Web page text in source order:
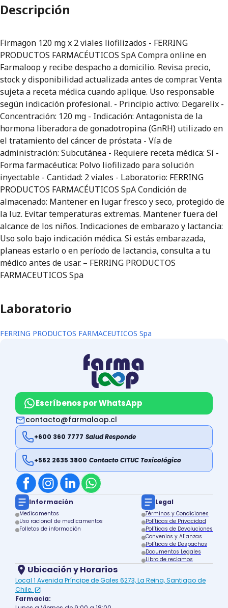
Descripción
Firmagon 120 mg x 2 viales liofilizados - FERRING
PRODUCTOS FARMACÉUTICOS SpA Compra online en
Farmaloop y recibe despacho a domicilio. Revisa precio,
stock y disponibilidad actualizada antes de comprar. Venta
sujeta a receta médica cuando aplique. Uso responsable
según indicación profesional. - Principio activo: Degarelix -
Concentración: 120 mg - Indicación: Antagonista de la
hormona liberadora de gonadotropina (GnRH) utilizado en
el tratamiento del cáncer de próstata - Vía de
administración: Subcutánea - Requiere receta médica: Sí -
Forma farmacéutica: Polvo liofilizado para solución
inyectable - Cantidad: 2 viales - Laboratorio: FERRING
PRODUCTOS FARMACÉUTICOS SpA Condición de
almacenado: Mantener en lugar fresco y seco, protegido de
la luz. Evitar temperaturas extremas. Mantener fuera del
alcance de los niños. Indicaciones de embarazo y lactancia:
Uso solo bajo indicación médica. Si estás embarazada,
planeas estarlo o en período de lactancia, consulta a tu
médico antes de usar. – FERRING PRODUCTOS
FARMACEUTICOS Spa
Laboratorio
FERRING PRODUCTOS FARMACEUTICOS Spa
Escríbenos por WhatsApp
contacto@farmaloop.cl
+600 360 7777 Salud Responde
+562 2635 3800 Contacto CITUC Toxicológico
Información
Medicamentos
Uso racional de medicamentos
Folletos de información
Legal
Términos y Condiciones
Políticas de Privacidad
Políticas de Devoluciones
Convenios y Alianzas
Políticas de Despachos
Documentos Legales
Libro de reclamos
Ubicación y Horarios
Local 1 Avenida Príncipe de Gales 6273, La Reina, Santiago de
Chile.
Farmacia: